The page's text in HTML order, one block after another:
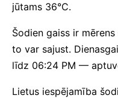
jūtams 36°C.
Šodien gaiss ir
to var sajust.
līdz 06:24 PM —
Lietus iespējamība